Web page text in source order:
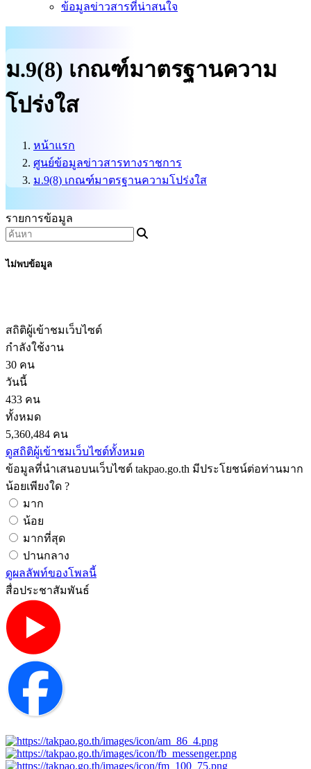
ข้อมูลข่าวสารที่น่าสนใจ
ม.9(8) เกณฑ์มาตรฐานความ
โปร่งใส
หน้าแรก
ศูนย์ข้อมูลข่าวสารทางราชการ
ม.9(8) เกณฑ์มาตรฐานความโปร่งใส
รายการข้อมูล
ไม่พบข้อมูล
สถิติผู้เข้าชมเว็บไซต์
กำลังใช้งาน
30 คน
วันนี้
433 คน
ทั้งหมด
5,360,484 คน
ดูสถิติผู้เข้าชมเว็บไซต์ทั้งหมด
ข้อมูลที่นำเสนอบนเว็บไซต์ takpao.go.th มีประโยชน์ต่อท่านมาก
น้อยเพียงใด ?
มาก
น้อย
มากที่สุด
ปานกลาง
ดูผลลัพท์ของโพลนี้
สื่อประชาสัมพันธ์